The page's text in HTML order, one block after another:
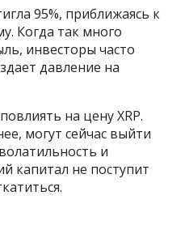
95%, приближаясь к
Когда так много
инвесторы часто
давление на
на цену XRP.
могут сейчас выйти
и
капитал не поступит